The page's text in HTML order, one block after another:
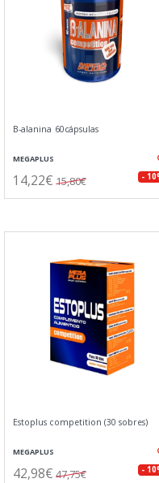
B-alanina 60cápsulas
MEGAPLUS
14,22€ 15,80€ -
Estoplus competition (30 sobres)
MEGAPLUS
42,98€ 47,75€ -